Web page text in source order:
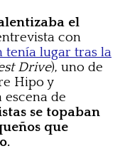
el
con
tenía lugar tras la
Drive), uno de
Hipo y
escena de
se topaban
que